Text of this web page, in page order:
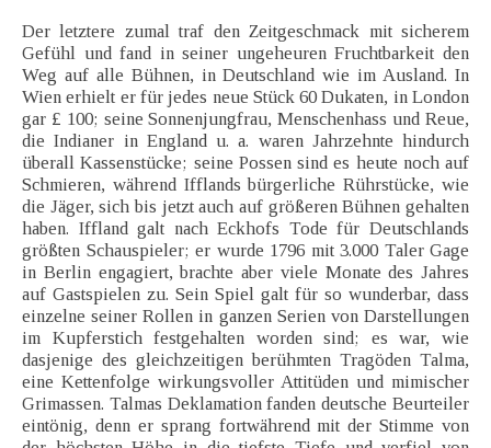
Der letztere zumal traf den Zeitgeschmack mit sicherem
Gefühl und fand in seiner ungeheuren Fruchtbarkeit den
Weg auf alle Bühnen, in Deutschland wie im Ausland. In
Wien erhielt er für jedes neue Stück 60 Dukaten, in London
gar £ 100; seine Sonnenjungfrau, Menschenhass und Reue,
die Indianer in England u. a. waren Jahrzehnte hindurch
überall Kassenstücke; seine Possen sind es heute noch auf
Schmieren, während Ifflands bürgerliche Rührstücke, wie
die Jäger, sich bis jetzt auch auf größeren Bühnen gehalten
haben. Iffland galt nach Eckhofs Tode für Deutschlands
größten Schauspieler; er wurde 1796 mit 3.000 Taler Gage
in Berlin engagiert, brachte aber viele Monate des Jahres
auf Gastspielen zu. Sein Spiel galt für so wunderbar, dass
einzelne seiner Rollen in ganzen Serien von Darstellungen
im Kupferstich festgehalten worden sind; es war, wie
dasjenige des gleichzeitigen berühmten Tragöden Talma,
eine Kettenfolge wirkungsvoller Attitüden und mimischer
Grimassen. Talmas Deklamation fanden deutsche Beurteiler
eintönig, denn er sprang fortwährend mit der Stimme von